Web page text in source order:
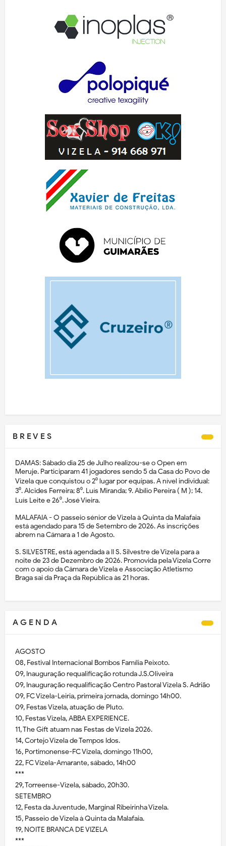
B R E V E S
DAMAS: Sábado dia 25 de Julho realizou-se o Open em
Meruje. Participaram 41 jogadores sendo 5 da Casa do Povo de
Vizela que conquistou o 2⁰ lugar por equipas. A nível individual:
3⁰. Alcides Ferreira; 8⁰. Luís Miranda; 9. Abílio Pereira ( M ); 14.
Luís Leite e 26⁰. José Vieira.
MALAFAIA - O passeio sénior de Vizela à Quinta da Malafaia
está agendado para 15 de Setembro de 2026. As inscrições
abrem na Câmara a 1 de Agosto.
S. SILVESTRE, está agendada a II S. Silvestre de Vizela para a
noite de 23 de Dezembro de 2026. Promovida pela Vizela Corre
com o apoio da Câmara de Vizela e Associação Atletismo
Braga sai da Praça da República às 21 horas.
A G E N D A
AGOSTO
08, Festival Internacional Bombos Família Peixoto.
09, Inauguração requalificação rotunda J.S.Oliveira
09, Inauguração requalificação Centro Pastoral Vizela S. Adrião
09, FC Vizela-Leiria, primeira jornada, domingo 14h00.
09, Festas Vizela, atuação de Pluto.
10, Festas Vizela, ABBA EXPERIENCE.
11, The Gift atuam nas Festas de Vizela 2026.
14, Cortejo Vizela de Tempos Idos.
16, Portimonense-FC Vizela, domingo 11h00,
22, FC Vizela-Amarante, sábado, 14h00
***
29, Torreense-Vizela, sábado, 20h30.
SETEMBRO
12, Festa da Juventude, Marginal Ribeirinha Vizela.
15, Passeio de Vizela à Quinta da Malafaia.
19, NOITE BRANCA DE VIZELA
***